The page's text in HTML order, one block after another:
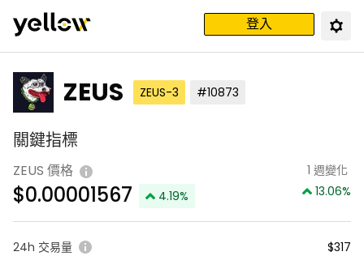
登入
ZEUS ZEUS-3 #10873
關鍵指標
ZEUS 價格
$0.00001567 4.19%
1 週變化
13.06%
24h 交易量 $317